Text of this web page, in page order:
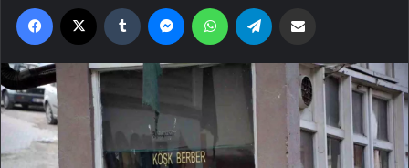
Facebook Tumblr MessengerWhatsApp